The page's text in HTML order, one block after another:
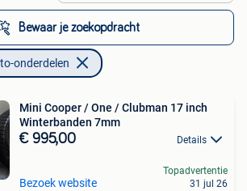
Bewaar je zoekopdracht
onderdelen
Mini Cooper / One / Clubman 17 inch
Winterbanden 7mm
€ 995,00 Details
Bezoek website
Topadvertentie
31 jul 26